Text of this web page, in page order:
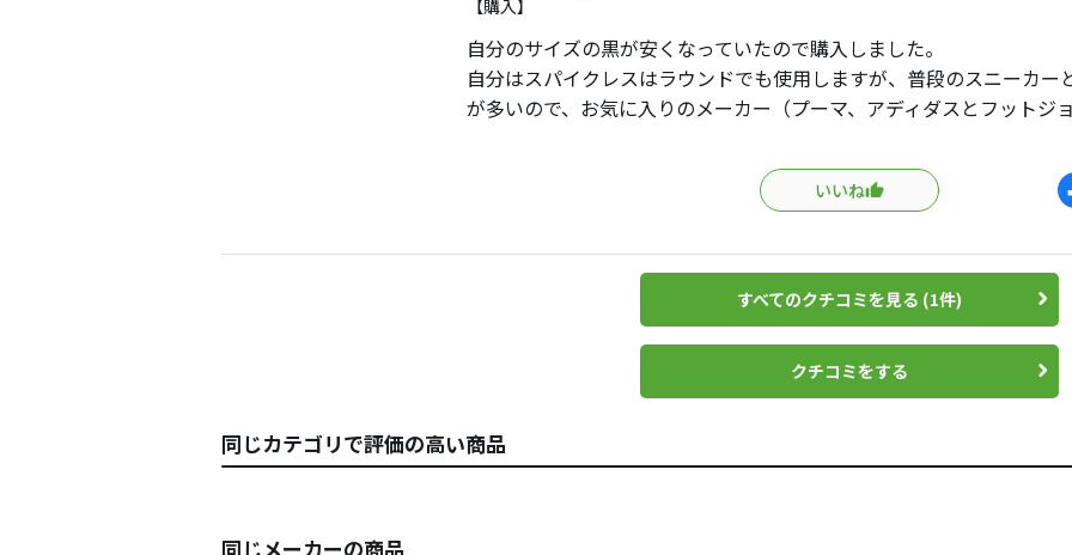
【購入】
自分のサイズの黒が安くなっていたので購入しました。
自分はスパイクレスはラウンドでも使用しますが、普段のスニーカー
が多いので、お気に入りのメーカー（プーマ、アディダスとフットジ
もちろん練習にもそのまま履いていけるので便利ですし、コースで使
ごろからこういったスパイクレスを履いて慣らしておいてラウンドす
プレーができるのでスコアも良くなるのではないかと思います。
いいね
すべてのクチコミを見る (1件)
クチコミをする
同じカテゴリで評価の高い商品
同じメーカーの商品